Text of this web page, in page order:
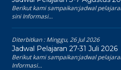
Berikut kami sampaikan:jadwal
sini Informasi...
Diterbitkan :Minggu, 26 Jul 2026
Jadwal Pelajaran 27-31 Juli 2026
Berikut kami sampaikan:jadwal
Informasi...